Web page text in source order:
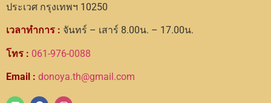
ประเวศ กรุงเทพฯ 10250
เวลาทำการ : จันทร์ – เสาร์ 8.00น. – 17.00น.
โทร : 061-976-0088
Email : donoya.th@gmail.com